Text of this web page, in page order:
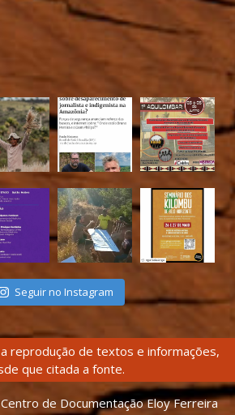
Seguir no Instagram
reprodução de textos e informações,
que citada a fonte.
de Documentação Eloy Ferreira